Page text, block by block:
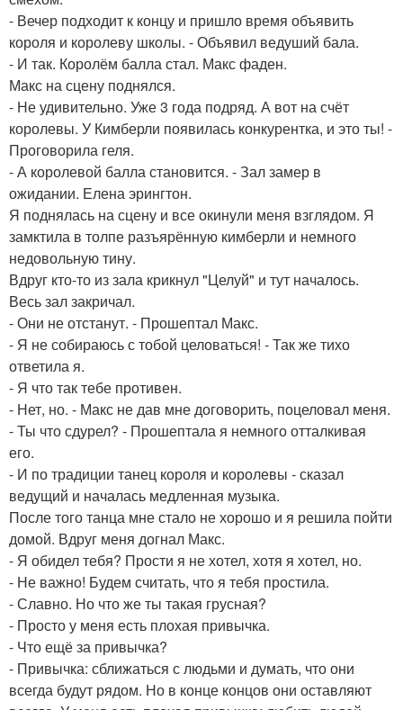
- Вечер подходит к концу и пришло время объявить
короля и королеву школы. - Объявил ведуший бала.
- И так. Королём балла стал. Макс фаден.
Макс на сцену поднялся.
- Не удивительно. Уже 3 года подряд. А вот на счёт
королевы. У Кимберли появилась конкурентка, и это ты! -
Проговорила геля.
- А королевой балла становится. - Зал замер в
ожидании. Елена эрингтон.
Я поднялась на сцену и все окинули меня взглядом. Я
замктила в толпе разъярённую кимберли и немного
недовольную тину.
Вдруг кто-то из зала крикнул "Целуй" и тут началось.
Весь зал закричал.
- Они не отстанут. - Прошептал Макс.
- Я не собираюсь с тобой целоваться! - Так же тихо
ответила я.
- Я что так тебе противен.
- Нет, но. - Макс не дав мне договорить, поцеловал меня.
- Ты что сдурел? - Прошептала я немного отталкивая
его.
- И по традиции танец короля и королевы - сказал
ведущий и началась медленная музыка.
После того танца мне стало не хорошо и я решила пойти
домой. Вдруг меня догнал Макс.
- Я обидел тебя? Прости я не хотел, хотя я хотел, но.
- Не важно! Будем считать, что я тебя простила.
- Славно. Но что же ты такая грусная?
- Просто у меня есть плохая привычка.
- Что ещё за привычка?
- Привычка: сближаться с людьми и думать, что они
всегда будут рядом. Но в конце концов они оставляют